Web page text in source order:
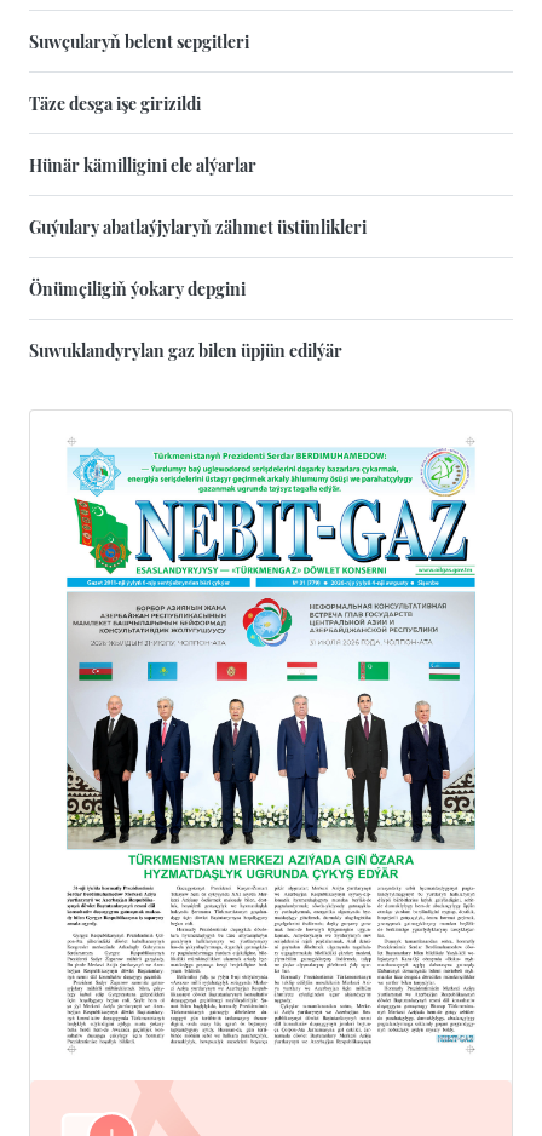
Suwçularyň belent sepgitleri
Täze desga işe girizildi
Hünär kämilligini ele alýarlar
Guýulary abatlaýjylaryň zähmet üstünlikleri
Önümçiligiň ýokary depgini
Suwuklandyrylan gaz bilen üpjün edilýär